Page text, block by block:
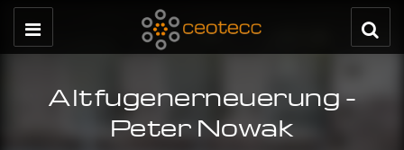
Altfugenerneuerung -
Peter Nowak